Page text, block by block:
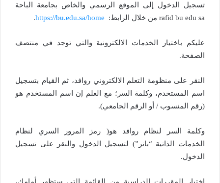
تسجيل الدخول إلى الموقع الرسمي والخاص بجامعة الباحة
rafid bu edu sa من خلال الرابط:
https://bu.edu.sa/home
.
عليكم باختيار الخدمات الالكترونية والتي توجد في منتصف
الصفحة.
النقر على منظومة التعلم الالكتروني روافد، ثم القيام بتسجيل
اسم المستخدم، وكلمة السر؛ مع العلم إن اسم المستخدم هو
(رقم المنسوب / أو الرقم الجامعي).
وكلمة السر لنظام روافد هو( رمز المرور السري لنظام
الخدمات الذاتية “بانر”) لتسجيل الدخول والنقر على تسجيل
الدخول.